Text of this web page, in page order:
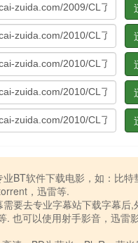
BT软件下载电影，如：比特
，迅雷等.
要去专业字幕站下载字幕后,
. 也可以使用射手影音，迅雷